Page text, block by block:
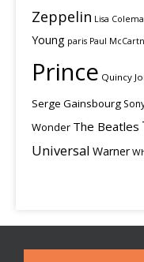
Zeppelin Lisa
Young paris Paul
Prince Quincy
Serge Gainsbourg
Wonder The Beatles
Universal Warner